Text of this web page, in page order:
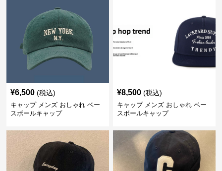
¥6,500 (税込)
キャップ メンズ おしゃれ ベー
スボールキャップ
¥8,500 (税込)
キャップ メンズ おしゃれ ベー
スボールキャップ